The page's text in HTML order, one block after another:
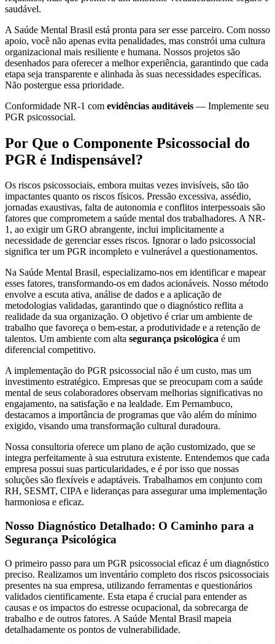
saudável.
A Saúde Mental Brasil está pronta para ser esse parceiro. Com nosso
apoio, você não apenas evita penalidades, mas constrói uma cultura
organizacional mais resiliente e humana. Nossos projetos são
desenhados para oferecer a melhor experiência, garantindo que cada
etapa seja transparente e alinhada às suas necessidades específicas.
Não postergue essa prioridade.
Conformidade NR-1 com evidências auditáveis — Implemente seu
PGR psicossocial.
Por Que o Componente Psicossocial do
PGR é Indispensável?
Os riscos psicossociais, embora muitas vezes invisíveis, são tão
impactantes quanto os riscos físicos. Pressão excessiva, assédio,
jornadas exaustivas, falta de autonomia e conflitos interpessoais são
fatores que comprometem a saúde mental dos trabalhadores. A NR-
1, ao exigir um GRO abrangente, inclui implicitamente a
necessidade de gerenciar esses riscos. Ignorar o lado psicossocial
significa ter um PGR incompleto e vulnerável a questionamentos.
Na Saúde Mental Brasil, especializamo-nos em identificar e mapear
esses fatores, transformando-os em dados acionáveis. Nosso método
envolve a escuta ativa, análise de dados e a aplicação de
metodologias validadas, garantindo que o diagnóstico reflita a
realidade da sua organização. O objetivo é criar um ambiente de
trabalho que favoreça o bem-estar, a produtividade e a retenção de
talentos. Um ambiente com alta segurança psicológica é um
diferencial competitivo.
A implementação do PGR psicossocial não é um custo, mas um
investimento estratégico. Empresas que se preocupam com a saúde
mental de seus colaboradores observam melhorias significativas no
engajamento, na satisfação e na lealdade. Em Pernambuco,
destacamos a importância de programas que vão além do mínimo
exigido, visando uma transformação cultural duradoura.
Nossa consultoria oferece um plano de ação customizado, que se
integra perfeitamente à sua estrutura existente. Entendemos que cada
empresa possui suas particularidades, e é por isso que nossas
soluções são flexíveis e adaptáveis. Trabalhamos em conjunto com
RH, SESMT, CIPA e lideranças para assegurar uma implementação
harmoniosa e eficaz.
Nosso Diagnóstico Detalhado: O Caminho para a
Segurança Psicológica
O primeiro passo para um PGR psicossocial eficaz é um diagnóstico
preciso. Realizamos um inventário completo dos riscos psicossociais
presentes na sua empresa, utilizando ferramentas e questionários
validados cientificamente. Esta etapa é crucial para entender as
causas e os impactos do estresse ocupacional, da sobrecarga de
trabalho e de outros fatores. A Saúde Mental Brasil mapeia
detalhadamente os pontos de vulnerabilidade.